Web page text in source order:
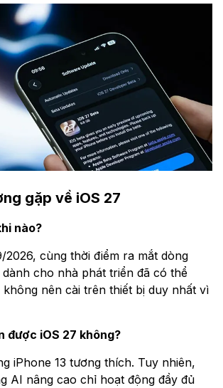
gặp về iOS 27
nào?
2026, cùng thời điểm ra mắt dòng
dành cho nhà phát triển đã có thể
nên cài trên thiết bị duy nhất vì
được iOS 27 không?
iPhone 13 tương thích. Tuy nhiên,
AI nâng cao chỉ hoạt động đầy đủ